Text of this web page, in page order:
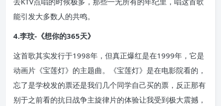
能引发大多数人的共鸣。
4.李玟-《想你的365天》
这首歌其实发行于1998年，但真正爆红是在1999年，它是
动画片《宝莲灯》的主题曲。《宝莲灯》是在电影院看的，
忘了是学校发的票还是我们几个同学自己买的票，反正那有
别于之前看的抗日战争主旋律片的体验让我受到极大震撼，